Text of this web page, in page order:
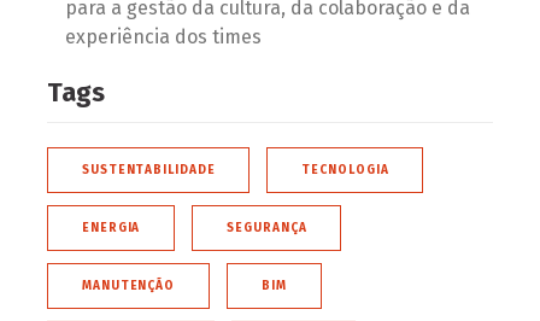
para a gestão da cultura, da colaboração e da
experiência dos times
Tags
SUSTENTABILIDADE TECNOLOGIA
ENERGIA SEGURANÇA
MANUTENÇÃO BIM